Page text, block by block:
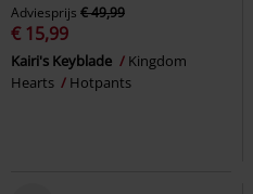
Adviesprijs € 49,99
€ 15,99
Kairi's Keyblade
Kingdom
Hearts
Hotpants